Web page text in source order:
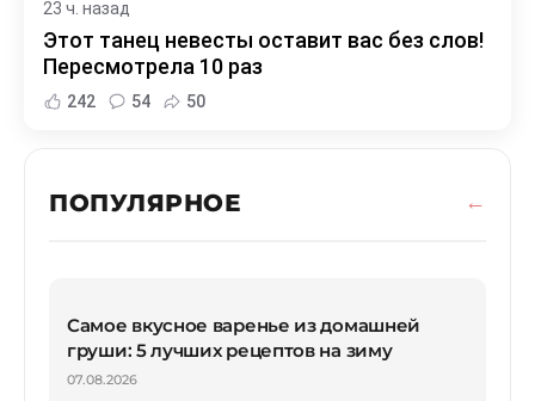
23 ч. назад
Этот танец невесты оставит вас без слов!
Пересмотрела 10 раз
242 54 50
ПОПУЛЯРНОЕ
Самое вкусное варенье из домашней
груши: 5 лучших рецептов на зиму
07.08.2026